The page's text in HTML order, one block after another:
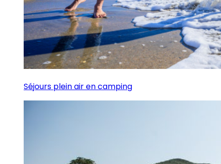
Séjours plein air en camping